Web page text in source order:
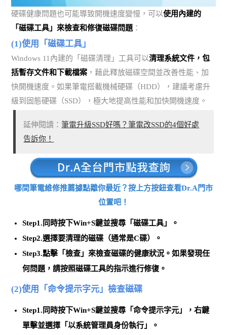
硬碟健康問題也可能導致開機速度變慢，可以使用內建的
「磁碟工具」來檢查和修復磁碟問題 ：
(1)使用「磁碟工具」
Windows 11內建的「磁碟清理」工具可以清理系統文件，包
括暫存文件和下載檔案 ，藉此釋放磁碟空間並改善性能、加
快開機速度。如果筆電搭載機械硬碟（HDD），建議考慮升
級到固態硬碟（SSD），極大地提高性能和加快開機速度。
延伸閱讀：筆電升級SSD好嗎？筆電改SSD的4個好處
告訴你！
哪間筆電維修推薦據點離你最近？按上方按鈕查看Dr.A門市
位置吧！
Step1.同時按下Win+S鍵並搜尋「磁碟工具」
。
Step2.選擇要清理的磁碟（通常是C碟）。
Step3.點擊「檢查」 來檢查磁碟的健康狀況。如果發現任
何問題，請按照磁碟工具的指示進行修復。
(2)使用「命令提示字元」檢查磁碟
Step1.同時按下Win+S鍵並搜尋「命令提示字元」，右鍵
單擊並選擇「以系統管理員身份執行」
。